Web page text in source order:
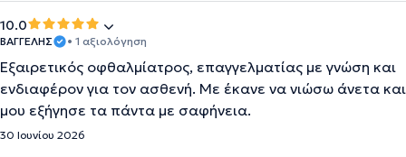
10.0
ΒΑΓΓΕΛΗΣ • 1 αξιολόγηση
Εξαιρετικός οφθαλμίατρος, επαγγελματίας με γνώση και
ενδιαφέρον για τον ασθενή. Με έκανε να νιώσω άνετα και
μου εξήγησε τα πάντα με σαφήνεια.
30 Ιουνίου 2026